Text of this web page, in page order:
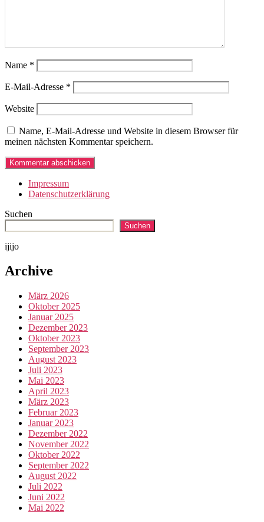
Name *
E-Mail-Adresse *
Website
Name, E-Mail-Adresse und Website in diesem Browser für
meinen nächsten Kommentar speichern.
Impressum
Datenschutzerklärung
Suchen
Suchen
ijijo
Archive
März 2026
Oktober 2025
Januar 2025
Dezember 2023
Oktober 2023
September 2023
August 2023
Juli 2023
Mai 2023
April 2023
März 2023
Februar 2023
Januar 2023
Dezember 2022
November 2022
Oktober 2022
September 2022
August 2022
Juli 2022
Juni 2022
Mai 2022